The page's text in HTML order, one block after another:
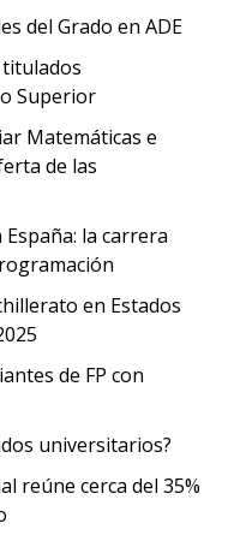
del Grado en ADE
titulados
Superior
Matemáticas e
de las
la carrera
en Estados
de FP con
universitarios?
reúne cerca del 35%